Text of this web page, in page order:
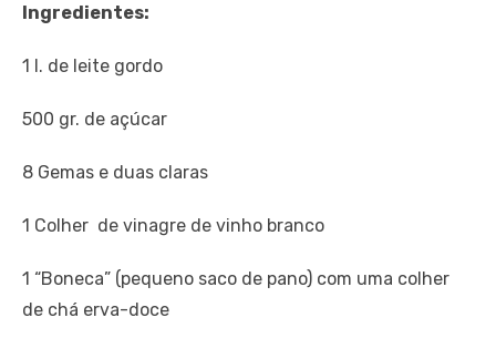
Ingredientes:
1 l. de leite gordo
500 gr. de açúcar
8 Gemas e duas claras
1 Colher de vinagre de vinho branco
1 “Boneca” (pequeno saco de pano) com uma colher
de chá erva-doce